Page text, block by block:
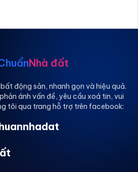
Nhà đất
động sản, nhanh gọn và hiệu quả.
ánh vấn đề, yêu cầu xoá tin, vui
tôi qua trang hỗ trợ trên facebook: